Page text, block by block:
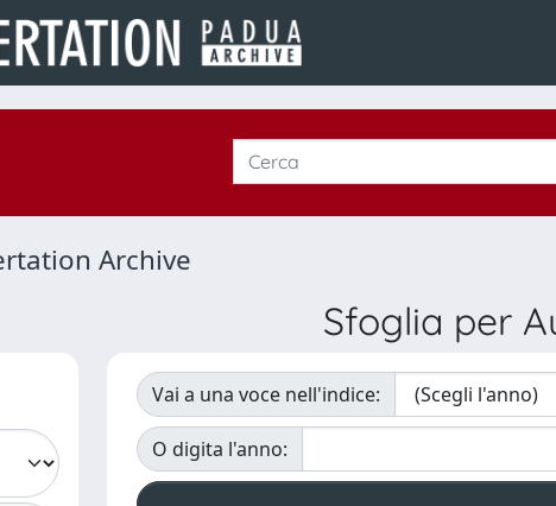
Archive
Sfoglia per
Vai a una voce nell'indice:
O digita l'anno: